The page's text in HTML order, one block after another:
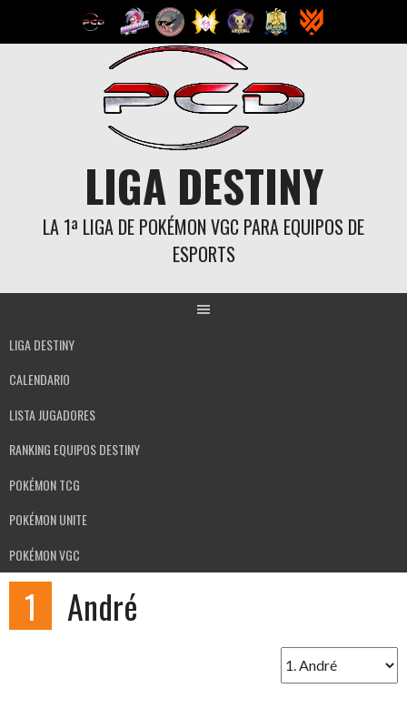
LIGA DESTINY
LA 1ª LIGA DE POKÉMON VGC PARA EQUIPOS DE
ESPORTS
LIGA DESTINY
CALENDARIO
LISTA JUGADORES
RANKING EQUIPOS DESTINY
POKÉMON TCG
POKÉMON UNITE
POKÉMON VGC
1 André